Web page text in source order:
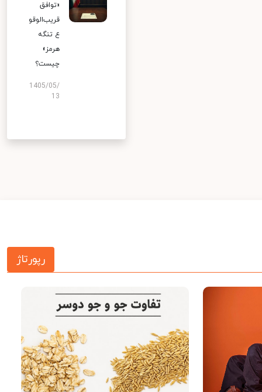
«توافق
قریب‌الوقو
ع تنگه
هرمز»
چیست؟
1405/05/
13
رپورتاژ